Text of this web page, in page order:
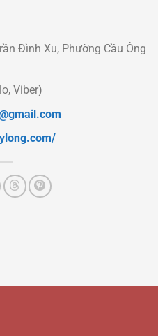
Đình Xu, Phường Cầu Ông
Viber)